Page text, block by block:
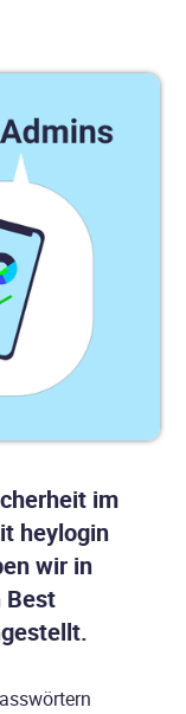
im
heylogin
wir in
Best